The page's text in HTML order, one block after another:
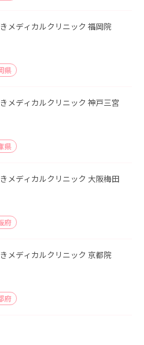
メディカルクリニック 福岡院
県
メディカルクリニック 神戸三宮
県
メディカルクリニック 大阪梅田
府
メディカルクリニック 京都院
府